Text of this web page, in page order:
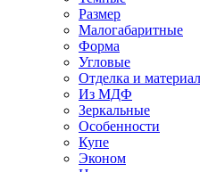
Размер
Малогабаритные
Форма
Угловые
Отделка и материал
Из МДФ
Зеркальные
Особенности
Купе
Эконом